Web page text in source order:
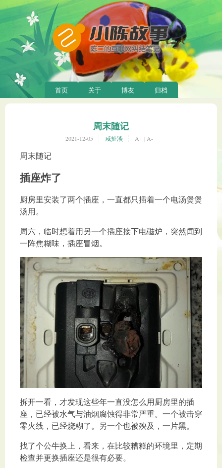
首页 关于 博友 归档
周末随记
2021-12-05 咸扯淡 A+ |A-
周末随记
插座炸了
厨房里安装了两个插座，一直都只插着一个电汤煲煲
汤用。
周六，临时想着用另一个插座接下电磁炉，突然闻到
一阵焦糊味，插座冒烟。
拆开一看，才发现这些年一直没怎么用厨房里的插
座，已经被水气与油烟腐蚀得非常严重。一个被击穿
零火线，已经烧糊了。另一个也被殃及，一片黑。
找了个公牛换上，看来，在比较糟糕的环境里，定期
检查并更换插座还是很有必要。